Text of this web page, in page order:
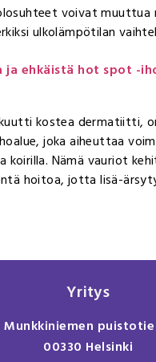
voivat muuttua
ulkolämpötilan
ja ehkäistä hot spot -
kostea dermatiitti,
joka aiheuttaa
koirilla. Nämä vauriot
hoitoa, jotta lisä-
Yritys
Munkkiniemen puistotie
00330 Helsinki